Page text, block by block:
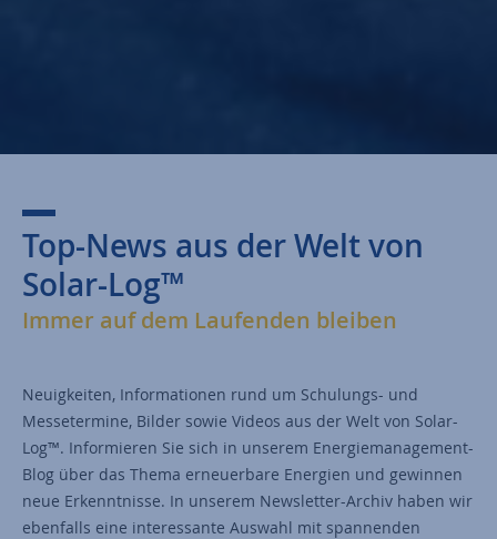
Top-News aus der Welt von
Solar-Log™
Immer auf dem Laufenden bleiben
Neuigkeiten, Informationen rund um Schulungs- und
Messetermine, Bilder sowie Videos aus der Welt von Solar-
Log™. Informieren Sie sich in unserem Energiemanagement-
Blog über das Thema erneuerbare Energien und gewinnen
neue Erkenntnisse. In unserem Newsletter-Archiv haben wir
ebenfalls eine interessante Auswahl mit spannenden